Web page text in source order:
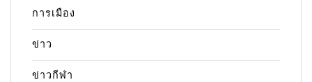
การเมือง
ข่าว
ข่าวกีฬา